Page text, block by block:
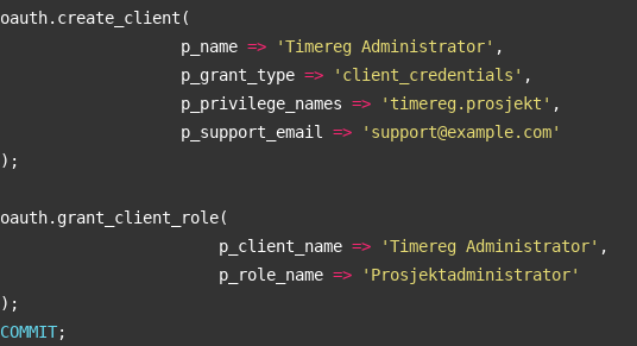
oauth. create_client (
p_name => 'Timereg Administrator' ,
p_grant_type => 'client_credentials' ,
p_privilege_names => 'timereg.prosjekt' ,
p_support_email
=>
'support@example.com'
);
oauth. grant_client_role(
p_client_name => 'Timereg Administrator' ,
p_role_name =>
'Prosjektadministrator'
);
COMMIT;